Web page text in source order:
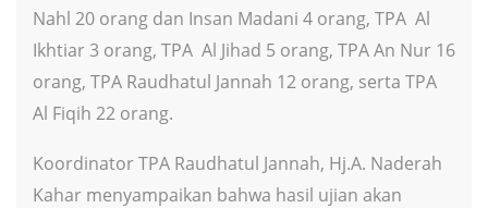
Nahl 20 orang dan Insan Madani 4 orang, TPA Al
Ikhtiar 3 orang, TPA Al Jihad 5 orang, TPA An Nur 16
orang, TPA Raudhatul Jannah 12 orang, serta TPA
Al Fiqih 22 orang.
Koordinator TPA Raudhatul Jannah, Hj.A. Naderah
Kahar menyampaikan bahwa hasil ujian akan